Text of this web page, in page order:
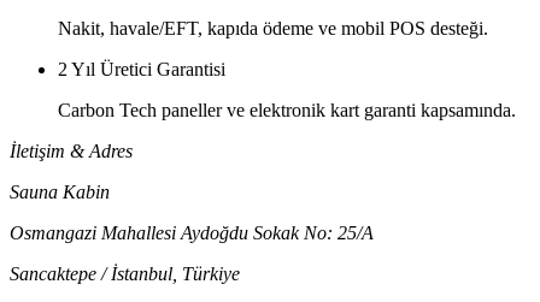
Nakit, havale/EFT, kapıda ödeme ve mobil POS desteği.
2 Yıl Üretici Garantisi
Carbon Tech paneller ve elektronik kart garanti kapsamında.
İletişim & Adres
Sauna Kabin
Osmangazi Mahallesi Aydoğdu Sokak No: 25/A
Sancaktepe / İstanbul Türkiye